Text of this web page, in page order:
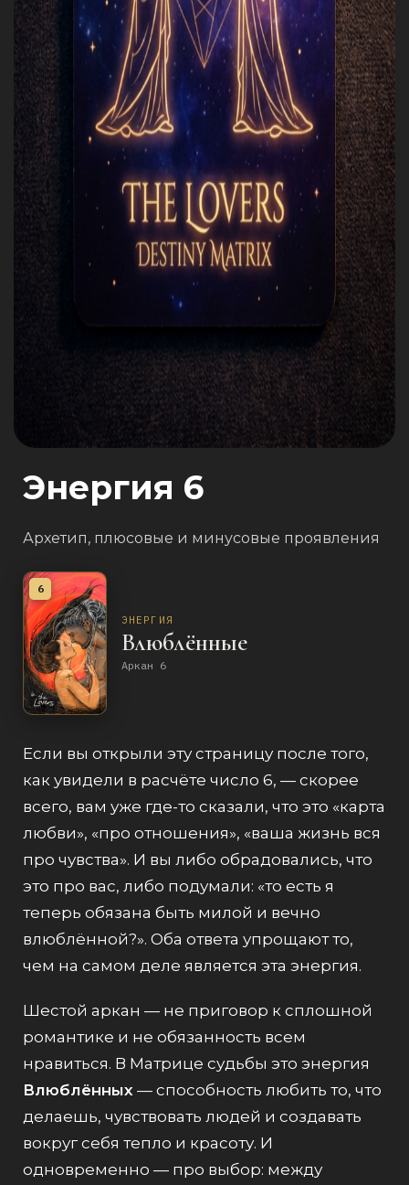
Энергия 6
Архетип, плюсовые и минусовые проявления
6
ЭНЕРГИЯ
Влюблённые
Аркан 6
Если вы открыли эту страницу после того,
как увидели в расчёте число 6, — скорее
всего, вам уже где-то сказали, что это «карта
любви», «про отношения», «ваша жизнь вся
про чувства». И вы либо обрадовались, что
это про вас, либо подумали: «то есть я
теперь обязана быть милой и вечно
влюблённой?». Оба ответа упрощают то,
чем на самом деле является эта энергия.
Шестой аркан — не приговор к сплошной
романтике и не обязанность всем
нравиться. В Матрице судьбы это энергия
Влюблённых — способность любить то, что
делаешь, чувствовать людей и создавать
вокруг себя тепло и красоту. И
одновременно — про выбор: между